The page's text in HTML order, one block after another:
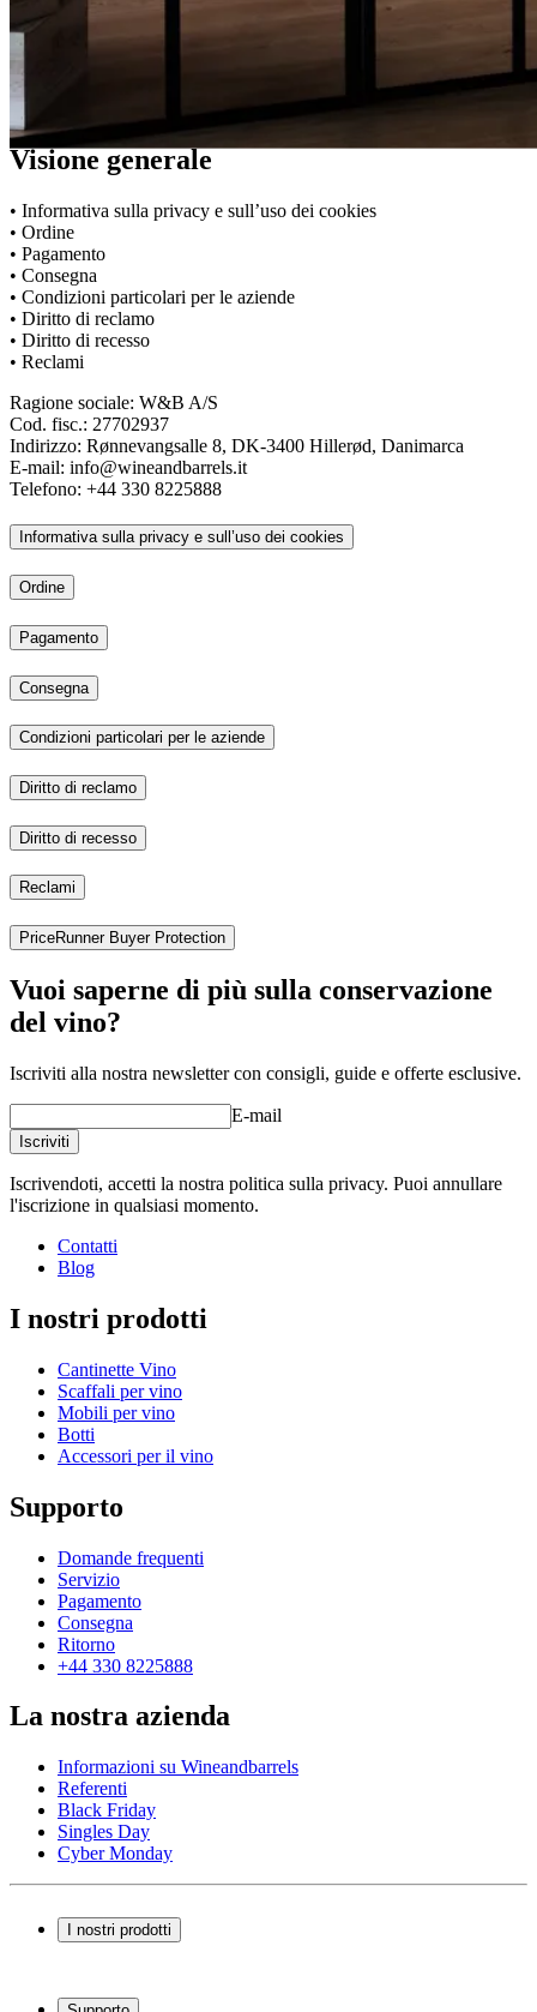
Condizioni di acquisto
Visione generale
• Informativa sulla privacy e sull’uso dei cookies
• Ordine
• Pagamento
• Consegna
• Condizioni particolari per le aziende
• Diritto di reclamo
• Diritto di recesso
• Reclami
Ragione sociale: W&B A/S
Cod. fisc.: 27702937
Indirizzo: Rønnevangsalle 8, DK-3400 Hillerød, Danimarca
E-mail: info@wineandbarrels.it
Telefono: +44 330 8225888
Informativa sulla privacy e sull’uso dei cookies
Ordine
Pagamento
Consegna
Condizioni particolari per le aziende
Diritto di reclamo
Diritto di recesso
Reclami
PriceRunner Buyer Protection
Vuoi saperne di più sulla conservazione
del vino?
Iscriviti alla nostra newsletter con consigli, guide e offerte esclusive.
E-mail
Iscriviti
Iscrivendoti, accetti la nostra politica sulla privacy. Puoi annullare
l'iscrizione in qualsiasi momento.
Contatti
Blog
I nostri prodotti
Cantinette Vino
Scaffali per vino
Mobili per vino
Botti
Accessori per il vino
Supporto
Domande frequenti
Servizio
Pagamento
Consegna
Ritorno
+44 330 8225888
La nostra azienda
Informazioni su Wineandbarrels
Referenti
Black Friday
Singles Day
Cyber Monday
I nostri prodotti
Scaffali per vino